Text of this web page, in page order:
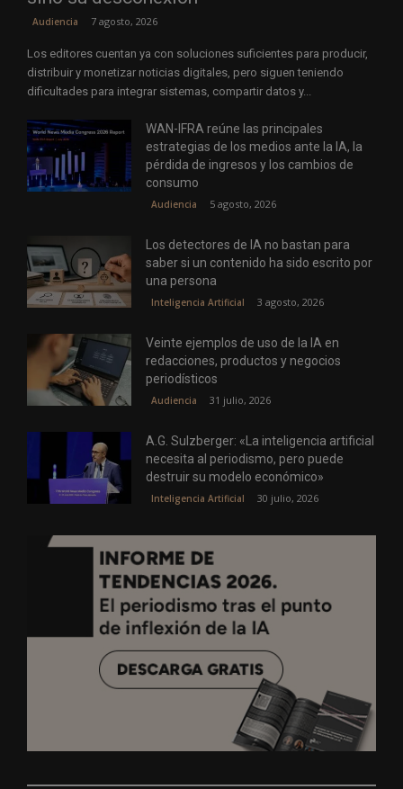
Audiencia 7 agosto, 2026
Los editores cuentan ya con soluciones suficientes para producir,
distribuir y monetizar noticias digitales, pero siguen teniendo
dificultades para integrar sistemas, compartir datos y...
WAN-IFRA reúne las principales
estrategias de los medios ante la IA, la
pérdida de ingresos y los cambios de
consumo
Audiencia 5 agosto, 2026
Los detectores de IA no bastan para
saber si un contenido ha sido escrito por
una persona
Inteligencia Artificial 3 agosto, 2026
Veinte ejemplos de uso de la IA en
redacciones, productos y negocios
periodísticos
Audiencia 31 julio, 2026
A.G. Sulzberger: «La inteligencia artificial
necesita al periodismo, pero puede
destruir su modelo económico»
Inteligencia Artificial 30 julio, 2026